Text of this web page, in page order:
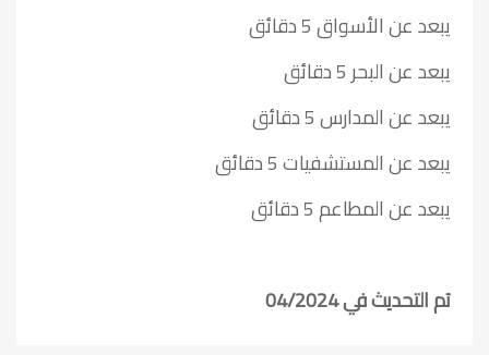
يبعد عن الأسواق 5 دقائق
يبعد عن البحر 5 دقائق
يبعد عن المدارس 5 دقائق
يبعد عن المستشفيات 5 دقائق
يبعد عن المطاعم 5 دقائق
تم التحديث في 04/2024